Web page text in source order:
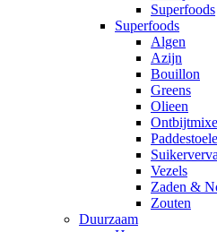
Superfoods
Superfoods
Algen
Azijn
Bouillon
Greens
Olieen
Vezels
Zaden &
Zouten
Duurzaam